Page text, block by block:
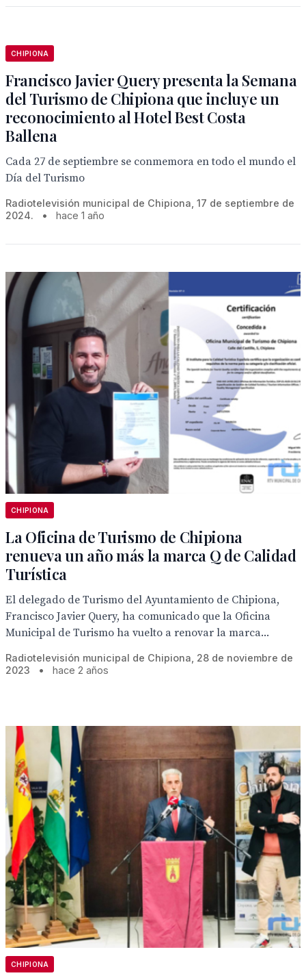
CHIPIONA
Francisco Javier Query presenta la Semana
del Turismo de Chipiona que incluye un
reconocimiento al Hotel Best Costa
Ballena
Cada 27 de septiembre se conmemora en todo el mundo el
Día del Turismo
Radiotelevisión municipal de Chipiona, 17 de septiembre de
2024.
• hace 1 año
CHIPIONA
La Oficina de Turismo de Chipiona
renueva un año más la marca Q de Calidad
Turística
El delegado de Turismo del Ayuntamiento de Chipiona,
Francisco Javier Query, ha comunicado que la Oficina
Municipal de Turismo ha vuelto a renovar la marca...
Radiotelevisión municipal de Chipiona, 28 de noviembre de
2023
• hace 2 años
CHIPIONA